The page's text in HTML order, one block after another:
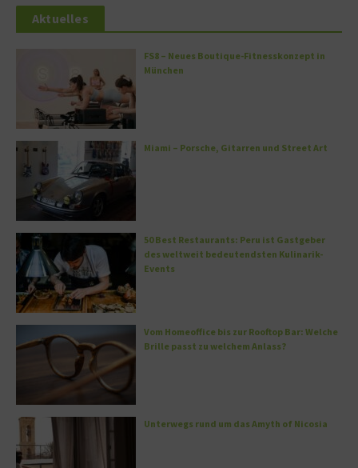
Aktuelles
FS8 – Neues Boutique-Fitnesskonzept in
München
Miami – Porsche, Gitarren und Street Art
50 Best Restaurants: Peru ist Gastgeber
des weltweit bedeutendsten Kulinarik-
Events
Vom Homeoffice bis zur Rooftop Bar: Welche
Brille passt zu welchem Anlass?
Unterwegs rund um das Amyth of Nicosia